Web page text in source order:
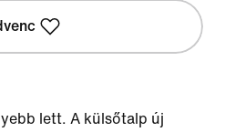
lett. A külsőtalp új